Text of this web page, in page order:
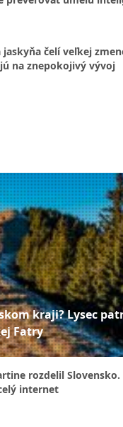
čelí veľkej
na znepokojivý vývoj
kraji? Lysec
Fatry
rozdelil Slovensko.
internet